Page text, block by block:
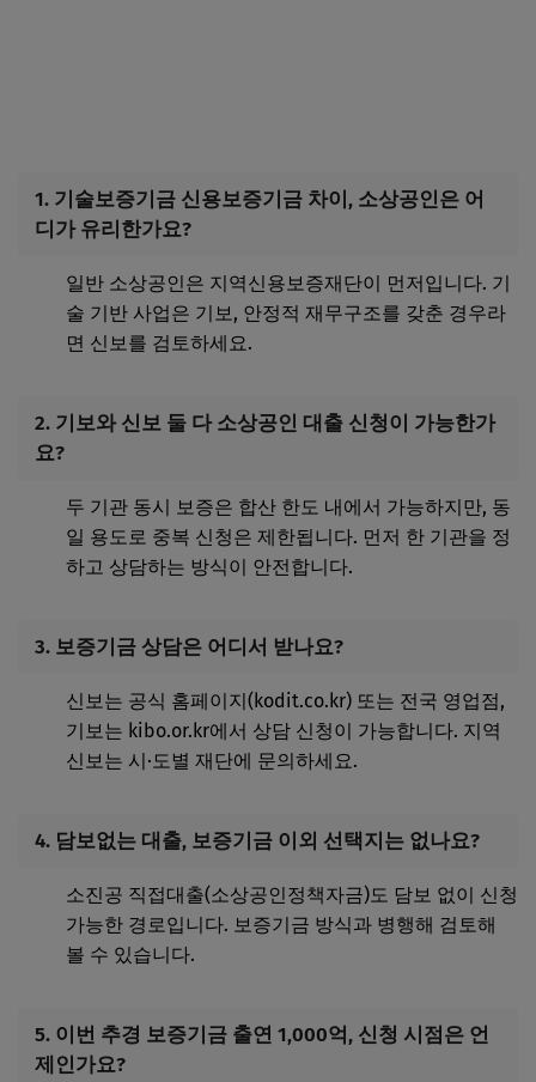
1. 기술보증기금 신용보증기금 차이, 소상공인은 어
디가 유리한가요?
일반 소상공인은 지역신용보증재단이 먼저입니다. 기
술 기반 사업은 기보, 안정적 재무구조를 갖춘 경우라
면 신보를 검토하세요.
2. 기보와 신보 둘 다 소상공인 대출 신청이 가능한가
요?
두 기관 동시 보증은 합산 한도 내에서 가능하지만, 동
일 용도로 중복 신청은 제한됩니다. 먼저 한 기관을 정
하고 상담하는 방식이 안전합니다.
3. 보증기금 상담은 어디서 받나요?
신보는 공식 홈페이지(kodit.co.kr) 또는 전국 영업점,
기보는 kibo.or.kr에서 상담 신청이 가능합니다. 지역
신보는 시·도별 재단에 문의하세요.
4. 담보없는 대출, 보증기금 이외 선택지는 없나요?
소진공 직접대출(소상공인정책자금)도 담보 없이 신청
가능한 경로입니다. 보증기금 방식과 병행해 검토해
볼 수 있습니다.
5. 이번 추경 보증기금 출연 1,000억, 신청 시점은 언
제인가요?